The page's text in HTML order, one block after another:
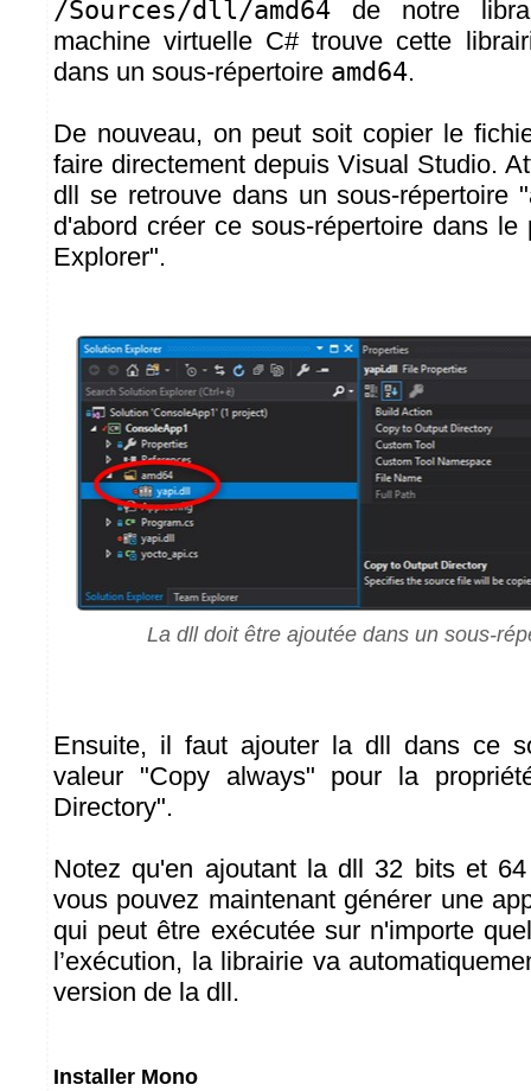
/Sources/dll/amd64 de notre
machine virtuelle C# trouve cette
dans un sous-répertoire amd64.
De nouveau, on peut soit copier le
faire directement depuis Visual Studio.
dll se retrouve dans un sous-répertoire
d'abord créer ce sous-répertoire dans le
Explorer".
La dll doit être ajoutée dans un sous-
Ensuite, il faut ajouter la dll dans ce
valeur "Copy always" pour la
Directory".
Notez qu'en ajoutant la dll 32 bits et
vous pouvez maintenant générer une
qui peut être exécutée sur n'importe
l’exécution, la librairie va
version de la dll.
Installer Mono